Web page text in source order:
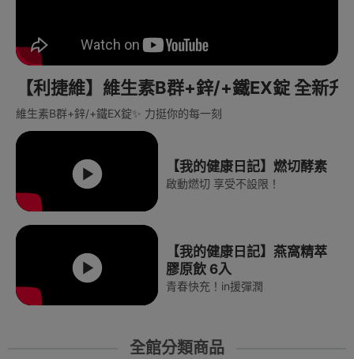
【利捷維】維生素B群+鋅/+鐵EX錠 全新升
維生素B群+鋅/+鐵EX錠✨ 力挺你的每一刻
【我的健康日記】燃切酵素
啟動燃切 享受不設限！
【我的健康日記】燕窩精萃
膠原飲 6入
青春快充！in援彈潤
全館分類商品